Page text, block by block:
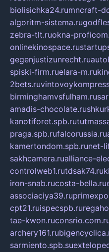
biolisichka24.rumncraft-
algoritm-sistema.ru
zebra-tlt.ruokna-
onlinekinospace.ru
gegenjustizunrecht.ru
spiski-firm.ruelara-m.ru
2bets.ru
birminghamvsfulham.ru
amadis-chocolate.ru
kanotiforet.spb.ru
praga.spb.rufalcorussia.ru
kamertondom.spb.runet-
sakhcamera.rualliance-
controlweb1.rutdsak74.ru
iron-snab.rucosta-bella.ru
associaciya39.ru
cpt21.ruispecspb.ru
tae-kwon.ru
archery161.ru
sarmiento.spb.su